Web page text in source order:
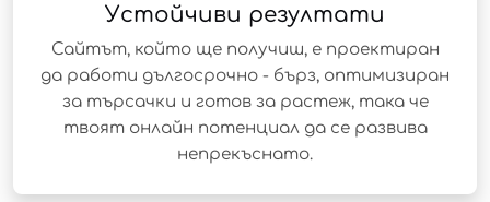
Устойчиви резултати
Сайтът, който ще получиш, е проектиран
да работи дългосрочно - бърз, оптимизиран
за търсачки и готов за растеж, така че
твоят онлайн потенциал да се развива
непрекъснато.